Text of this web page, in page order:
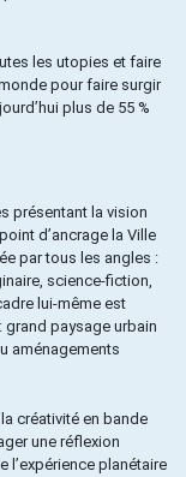
les utopies et faire
pour faire surgir
plus de 55 %
présentant la vision
d’ancrage la Ville
par tous les angles :
science-fiction,
lui-même est
grand paysage urbain
aménagements
créativité en bande
une réflexion
l’expérience planétaire